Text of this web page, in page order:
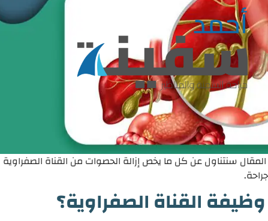
سنتناول عن كل ما يخص إزالة الحصوات من القناة الصفراوية
القناة الصفراوية؟